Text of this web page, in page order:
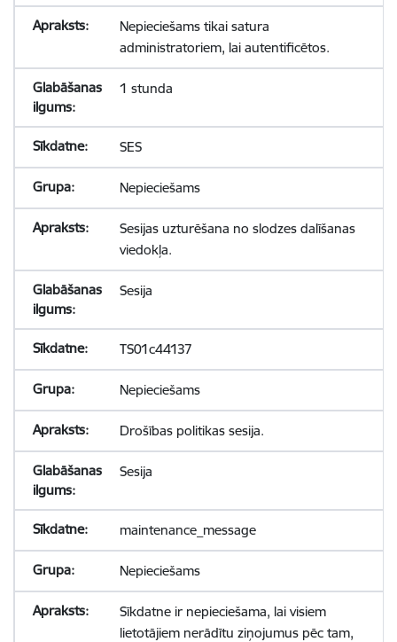
Nepieciešams tikai satura
administratoriem, lai autentificētos.
1 stunda
SES
Nepieciešams
Sesijas uzturēšana no slodzes dalīšanas
viedokļa.
Sesija
TS01c44137
Nepieciešams
Drošības politikas sesija.
Sesija
maintenance_message
Nepieciešams
Sīkdatne ir nepieciešama, lai visiem
lietotājiem nerādītu ziņojumus pēc tam,